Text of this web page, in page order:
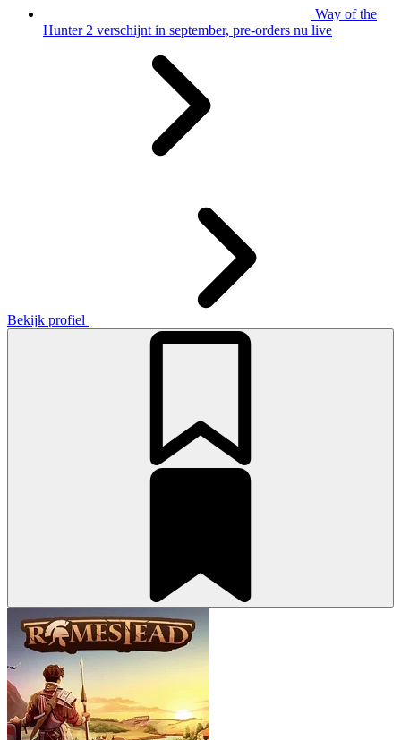
Way of the
Hunter 2 verschijnt in september, pre-orders nu live
Bekijk profiel